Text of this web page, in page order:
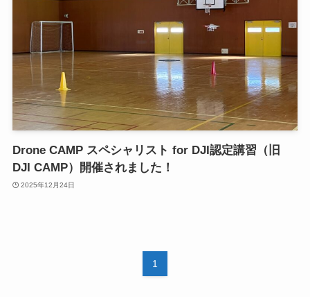
Drone CAMP スペシャリスト for DJI認定講習（旧
DJI CAMP）開催されました！
2025年12月24日
1